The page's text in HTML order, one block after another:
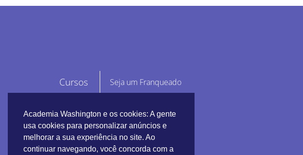
Cursos
Seja um Franqueado
Fale conosco
Academia Washington e os cookies: A gente
usa cookies para personalizar anúncios e
melhorar a sua experiência no site. Ao
continuar navegando, você concorda com a